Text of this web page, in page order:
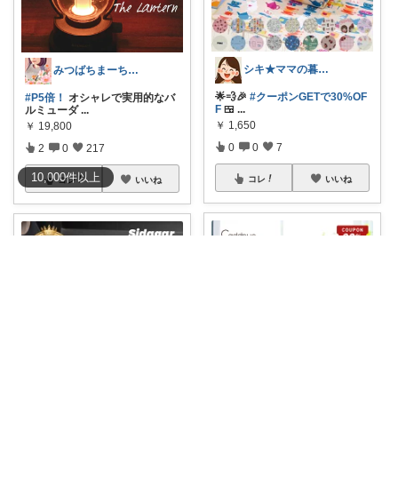
10,000件以上
みつばちまーちᵀᴴᴬᴺᴷ ᵞᴼᵁ ◡̈*
#P5倍！ オシャレで実用的なバ
ルミューダ ...
￥ 19,800
2 0 217
コレ いいね
シキ★ママの暮らし、キッズ
🌟💨🎉 #クーポンGETで30%OF
F 🍱 ...
￥ 1,650
0 0 7
コレ いいね